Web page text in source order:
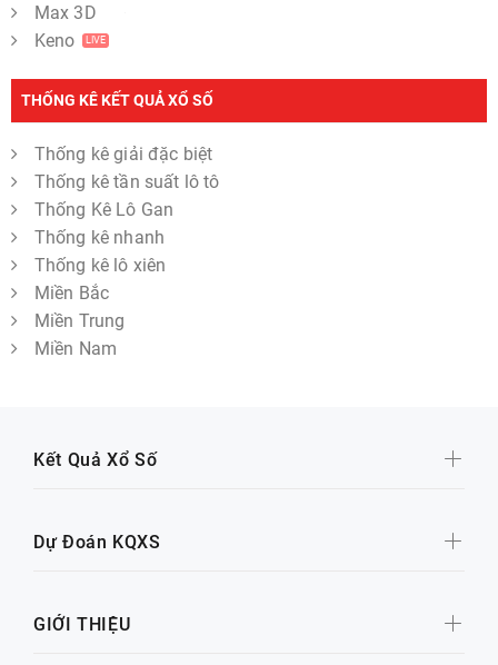
Max 3D
Keno
LIVE
THỐNG KÊ KẾT QUẢ XỔ SỐ
Thống kê giải đặc biệt
Thống kê tần suất lô tô
Thống Kê Lô Gan
Thống kê nhanh
Thống kê lô xiên
Miền Bắc
Miền Trung
Miền Nam
Kết Quả Xổ Số
Dự Đoán KQXS
GIỚI THIỆU